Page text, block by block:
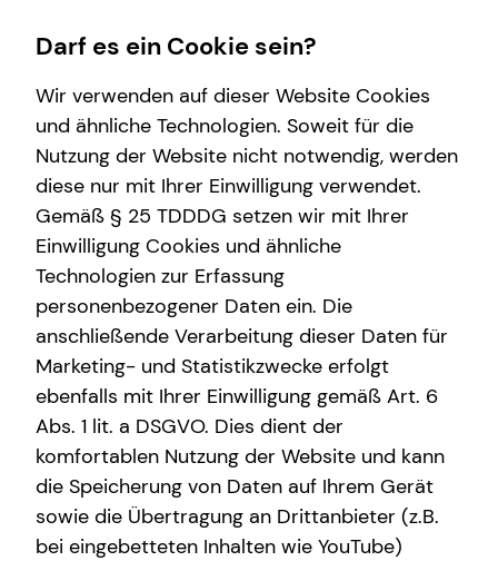
Karriere
Karrierechancen
Praktikum
Trainee
Ausbildung
Direkteinstieg
Wissenswertes
Interview
Über tecis
teamzukunft
Podcast
Finanzberatung
Videoberatung
Altersvorsorge
Arbeitskraftabsicherung
Investment
Spezialisten-Netzwerk
Private Krankenvorsorge
Immobilienfinanzierung
Kapitalanlage Immobilien
Service
Kundenportal
Schadenabwicklung
Darf es ein Cookie sein?
Wir verwenden auf dieser Website Cookies
und ähnliche Technologien. Soweit für die
Nutzung der Website nicht notwendig, werden
diese nur mit Ihrer Einwilligung verwendet.
Gemäß § 25 TDDDG setzen wir mit Ihrer
Einwilligung Cookies und ähnliche
Technologien zur Erfassung
personenbezogener Daten ein. Die
anschließende Verarbeitung dieser Daten für
Marketing- und Statistikzwecke erfolgt
ebenfalls mit Ihrer Einwilligung gemäß Art. 6
Abs. 1 lit. a DSGVO. Dies dient der
komfortablen Nutzung der Website und kann
die Speicherung von Daten auf Ihrem Gerät
sowie die Übertragung an Drittanbieter (z.B.
bei eingebetteten Inhalten wie YouTube)